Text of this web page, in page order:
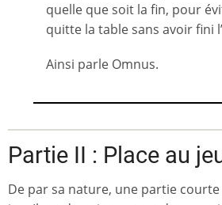
quelle que soit la fin, pour
quitte la table sans avoir fini
Ainsi parle Omnus.
Partie II : Place au
De par sa nature, une partie